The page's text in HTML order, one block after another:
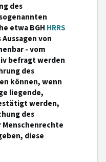
des
etwa BGH HRRS
von
- vom
befragt werden
des
können, wenn
liegende,
werden,
des
diese